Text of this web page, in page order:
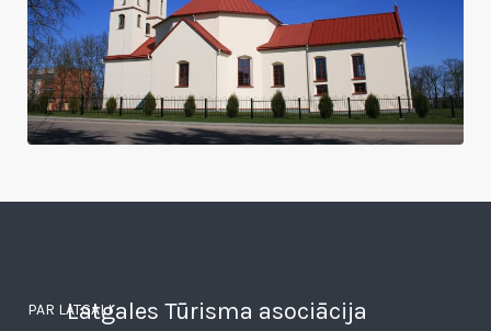
Latgales Tūrisma asociācija
PAR LATGALI